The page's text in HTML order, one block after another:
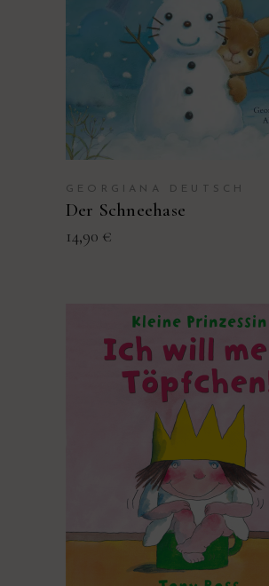
PRODUKT KAUFEN
GEORGIANA DEUTSCH
Der Schneehase
14,90 €
PRODUKT KAUFEN